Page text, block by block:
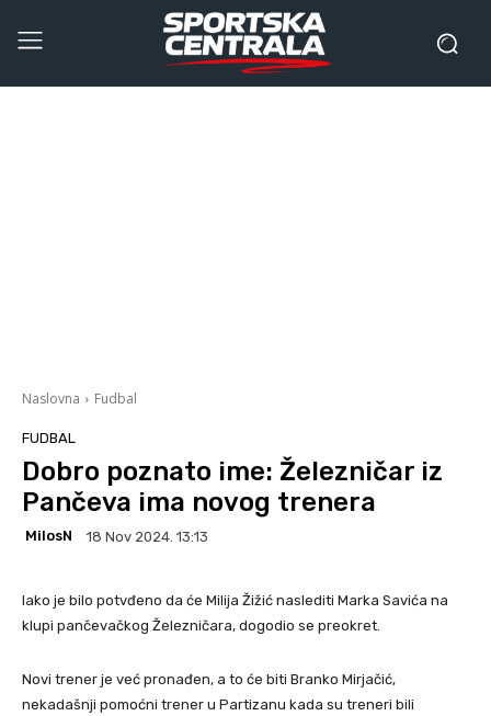
Naslovna Fudbal
FUDBAL
Dobro poznato ime: Železničar iz
Pančeva ima novog trenera
MilosN 18 Nov 2024. 13:13
Iako je bilo potvđeno da će Milija Žižić naslediti Marka Savića na
klupi pančevačkog Železničara, dogodio se preokret.
Novi trener je već pronađen, a to će biti Branko Mirjačić,
nekadašnji pomoćni trener u Partizanu kada su treneri bili